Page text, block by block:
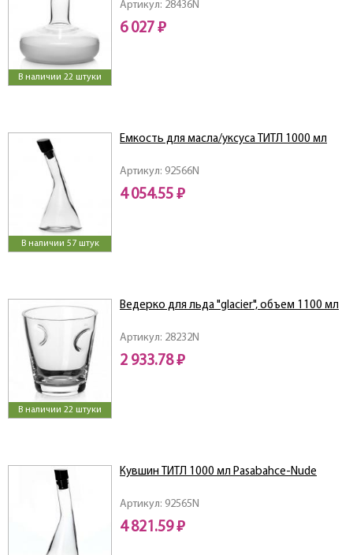
В наличии 22 штуки
Артикул: 28436N
6 027 ₽
В наличии 57 штук
Артикул: 92566N
Емкость для масла/уксуса ТИТЛ 1000 мл
4 054.55 ₽
В наличии 22 штуки
Артикул: 28232N
Ведерко для льда "glacier", объем 1100 мл
2 933.78 ₽
Артикул: 92565N
Кувшин ТИТЛ 1000 мл Pasabahce-Nude
4 821.59 ₽